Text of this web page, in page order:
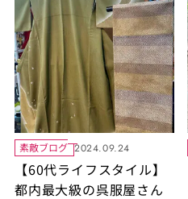
素敵ブログ 2024.09.24
【60代ライフスタイル】
都内最大級の呉服屋さん